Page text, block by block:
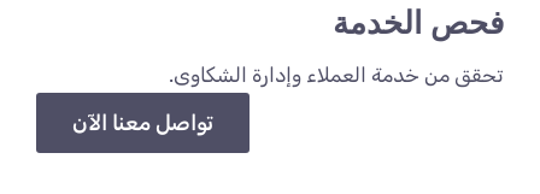
فحص الخدمة
تحقق من خدمة العملاء وإدارة الشكاوى.
تواصل معنا الآن